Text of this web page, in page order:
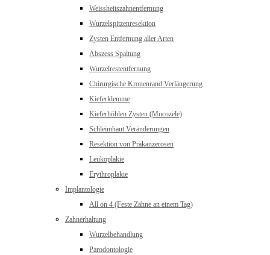
Weissheitszahnentfernung
Wurzelspitzenresektion
Zysten Entfernung aller Arten
Abszess Spaltung
Wurzelrestentfernung
Chirurgische Kronenrand Verlängerung
Kieferklemme
Kieferhöhlen Zysten (Mucozele)
Schleimhaut Veränderungen
Resektion von Präkanzerosen
Leukoplakie
Erythroplakie
Implantologie
All on 4 (Feste Zähne an einem Tag)
Zahnerhaltung
Wurzelbehandlung
Parodontologie